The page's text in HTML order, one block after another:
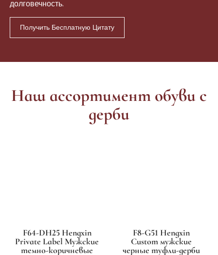
долговечность.
Получить Бесплатную Цитату
Наш ассортимент обуви с
дерби
F64-DH25 Hengxin
Private Label Мужские
темно-коричневые
F8-G51 Hengxin
Custom мужские
черные туфли-дерби